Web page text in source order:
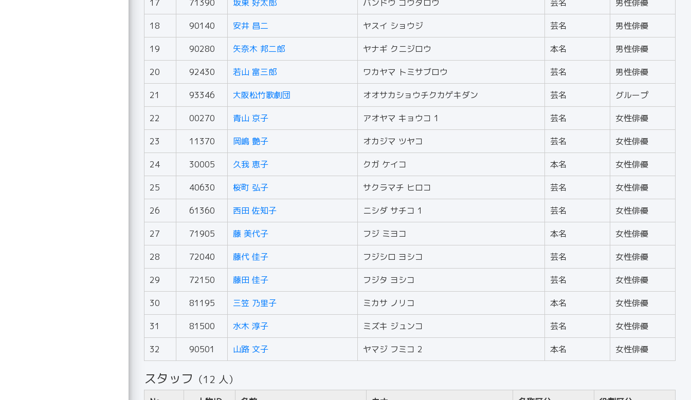
17 71390 坂東 好太郎 バンドウ コウタロウ 芸名 男性俳優
18 90140 安井 昌二 ヤスイ ショウジ 芸名 男性俳優
19 90280 矢奈木 邦二郎 ヤナギ クニジロウ 本名 男性俳優
20 92430 若山 富三郎 ワカヤマ トミサブロウ 芸名 男性俳優
21 93346 大阪松竹歌劇団 オオサカショウチクカゲキダン 芸名 グループ
22 00270 青山 京子 アオヤマ キョウコ 1 芸名 女性俳優
23 11370 岡嶋 艶子 オカジマ ツヤコ 芸名 女性俳優
24 30005 久我 恵子 クガ ケイコ 本名 女性俳優
25 40630 桜町 弘子 サクラマチ ヒロコ 芸名 女性俳優
26 61360 西田 佐知子 ニシダ サチコ 1 芸名 女性俳優
27 71905 藤 美代子 フジ ミヨコ 本名 女性俳優
28 72040 藤代 佳子 フジシロ ヨシコ 芸名 女性俳優
29 72150 藤田 佳子 フジタ ヨシコ 芸名 女性俳優
30 81195 三笠 乃里子 ミカサ ノリコ 本名 女性俳優
31 81500 水木 淳子 ミズキ ジュンコ 芸名 女性俳優
32 90501 山路 文子 ヤマジ フミコ 2 本名 女性俳優
スタッフ （12 人）